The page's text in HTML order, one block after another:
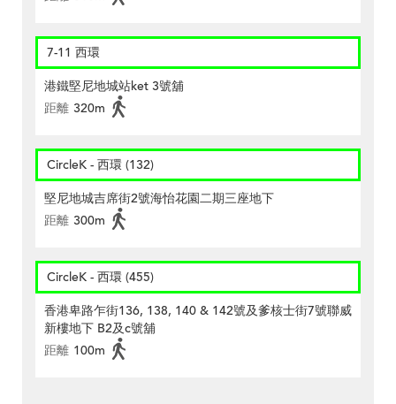
7-11 西環
港鐵堅尼地城站ket 3號舖
距離 320m
CircleK - 西環 (132)
堅尼地城吉席街2號海怡花園二期三座地下
距離 300m
CircleK - 西環 (455)
香港卑路乍街136, 138, 140 & 142號及爹核士街7號聯威
新樓地下 B2及c號舖
距離 100m